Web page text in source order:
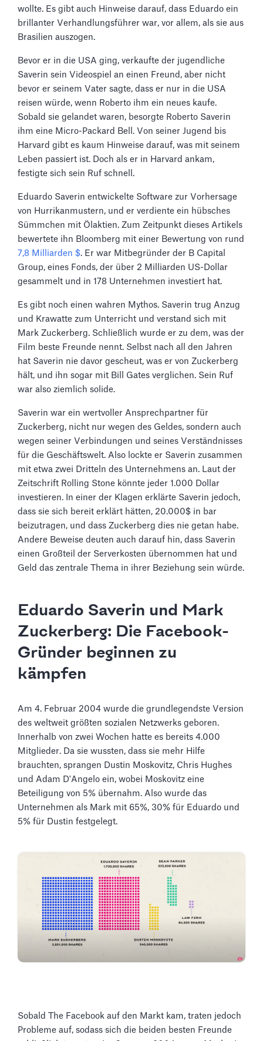
wollte. Es gibt auch Hinweise darauf, dass Eduardo ein
brillanter Verhandlungsführer war, vor allem, als sie aus
Brasilien auszogen.
Bevor er in die USA ging, verkaufte der jugendliche
Saverin sein Videospiel an einen Freund, aber nicht
bevor er seinem Vater sagte, dass er nur in die USA
reisen würde, wenn Roberto ihm ein neues kaufe.
Sobald sie gelandet waren, besorgte Roberto Saverin
ihm eine Micro-Packard Bell. Von seiner Jugend bis
Harvard gibt es kaum Hinweise darauf, was mit seinem
Leben passiert ist. Doch als er in Harvard ankam,
festigte sich sein Ruf schnell.
Eduardo Saverin entwickelte Software zur Vorhersage
von Hurrikanmustern, und er verdiente ein hübsches
Sümmchen mit Ölaktien. Zum Zeitpunkt dieses Artikels
bewertete ihn Bloomberg mit einer Bewertung von rund
7,8 Milliarden $. Er war Mitbegründer der B Capital
Group, eines Fonds, der über 2 Milliarden US-Dollar
gesammelt und in 178 Unternehmen investiert hat.
Es gibt noch einen wahren Mythos. Saverin trug Anzug
und Krawatte zum Unterricht und verstand sich mit
Mark Zuckerberg. Schließlich wurde er zu dem, was der
Film beste Freunde nennt. Selbst nach all den Jahren
hat Saverin nie davor gescheut, was er von Zuckerberg
hält, und ihn sogar mit Bill Gates verglichen. Sein Ruf
war also ziemlich solide.
Saverin war ein wertvoller Ansprechpartner für
Zuckerberg, nicht nur wegen des Geldes, sondern auch
wegen seiner Verbindungen und seines Verständnisses
für die Geschäftswelt. Also lockte er Saverin zusammen
mit etwa zwei Dritteln des Unternehmens an. Laut der
Zeitschrift Rolling Stone könnte jeder 1.000 Dollar
investieren. In einer der Klagen erklärte Saverin jedoch,
dass sie sich bereit erklärt hätten, 20.000$ in bar
beizutragen, und dass Zuckerberg dies nie getan habe.
Andere Beweise deuten auch darauf hin, dass Saverin
einen Großteil der Serverkosten übernommen hat und
Geld das zentrale Thema in ihrer Beziehung sein würde.
Eduardo Saverin und Mark
Zuckerberg: Die Facebook-
Gründer beginnen zu
kämpfen
Am 4. Februar 2004 wurde die grundlegendste Version
des weltweit größten sozialen Netzwerks geboren.
Innerhalb von zwei Wochen hatte es bereits 4.000
Mitglieder. Da sie wussten, dass sie mehr Hilfe
brauchten, sprangen Dustin Moskovitz, Chris Hughes
und Adam D'Angelo ein, wobei Moskovitz eine
Beteiligung von 5% übernahm. Also wurde das
Unternehmen als Mark mit 65%, 30% für Eduardo und
5% für Dustin festgelegt.
Sobald The Facebook auf den Markt kam, traten jedoch
Probleme auf, sodass sich die beiden besten Freunde